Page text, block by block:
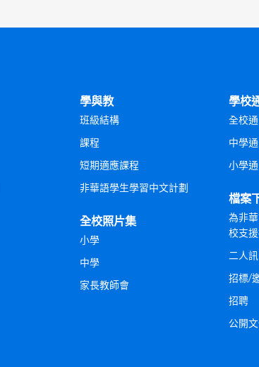
學與教
班級結構
課程
短期適應課程
非華語學生學習中文計劃
全校照片集
小學
中學
家長教師會
學校
全校
中學
小學
檔案
為非
校支
二人訊
招標/
招聘
公開